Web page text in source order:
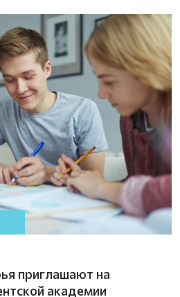
приглашают на
академии